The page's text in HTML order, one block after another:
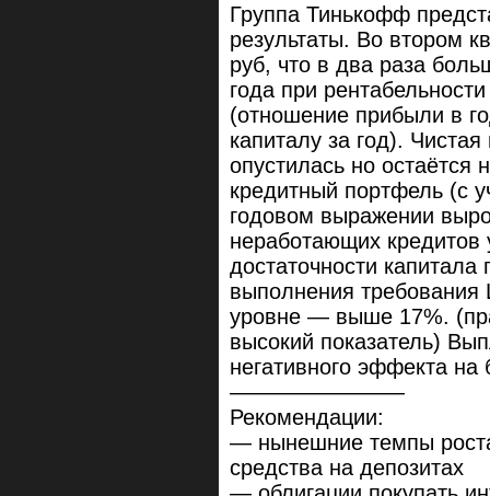
Группа Тинькофф
результаты. Во втором
руб, что в два раза
года при
(отношение прибыли в
капиталу за год).
опустилась но
кредитный портфель (с
годовом выражении
неработающих
достаточности
выполнения
уровне — выше 17%.
высокий показатель)
негативного эффекта на
————————
Рекомендации:
— нынешние темпы
средства на депозитах